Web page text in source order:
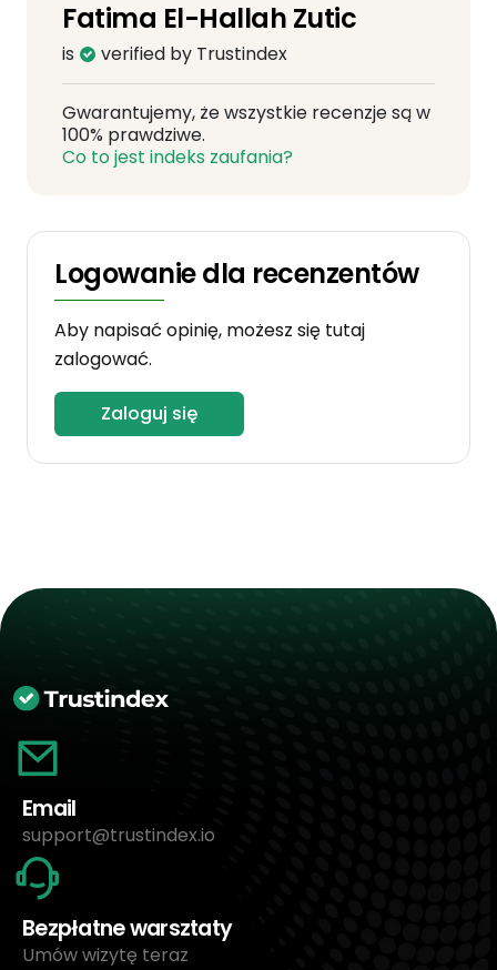
Fatima El-Hallah Zutic
is verified by Trustindex
Gwarantujemy, że wszystkie recenzje są w
100% prawdziwe.
Co to jest indeks zaufania?
Logowanie dla recenzentów
Aby napisać opinię, możesz się tutaj
zalogować.
Zaloguj się
Email
support@trustindex.io
Bezpłatne warsztaty
Umów wizytę teraz